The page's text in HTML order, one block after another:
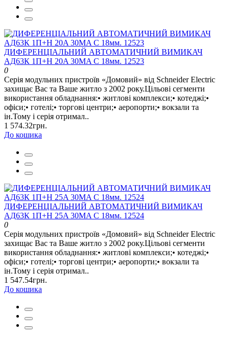
ДИФЕРЕНЦІАЛЬНИЙ АВТОМАТИЧНИЙ ВИМИКАЧ
АД63К 1П+Н 20A 30MA C 18мм. 12523
0
Серія модульних пристроїв «Домовий» від Schneider Electric
захищає Вас та Ваше житло з 2002 року.Цільові сегменти
використання обладнання:• житлові комплекси;• котеджі;•
офіси;• готелі;• торгові центри;• аеропорти;• вокзали та
ін.Тому і серія отримал..
1 574.32грн.
До кошика
ДИФЕРЕНЦІАЛЬНИЙ АВТОМАТИЧНИЙ ВИМИКАЧ
АД63К 1П+Н 25A 30MA C 18мм. 12524
0
Серія модульних пристроїв «Домовий» від Schneider Electric
захищає Вас та Ваше житло з 2002 року.Цільові сегменти
використання обладнання:• житлові комплекси;• котеджі;•
офіси;• готелі;• торгові центри;• аеропорти;• вокзали та
ін.Тому і серія отримал..
1 547.54грн.
До кошика